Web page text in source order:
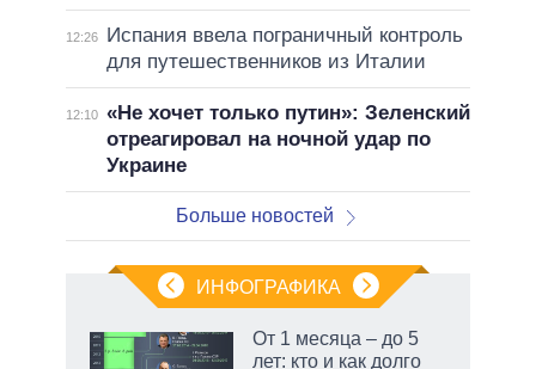
12:26
Испания ввела пограничный контроль
для путешественников из Италии
12:10 «Не хочет только путин»: Зеленский
отреагировал на ночной удар по
Украине
Больше новостей
ИНФОГРАФИКА
От 1 месяца – до 5
лет: кто и как долго